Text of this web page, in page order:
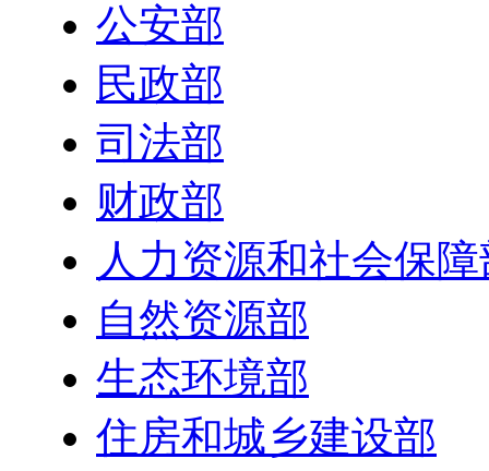
公安部
民政部
司法部
财政部
人力资源和社会保
自然资源部
生态环境部
住房和城乡建设部